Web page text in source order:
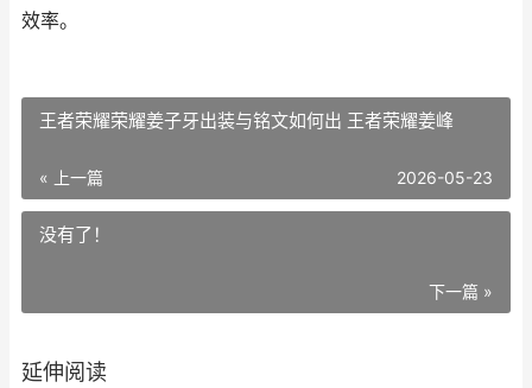
效率。
王者荣耀荣耀姜子牙出装与铭文如何出 王者荣耀姜峰
« 上一篇 2026-05-23
没有了！
下一篇 »
延伸阅读